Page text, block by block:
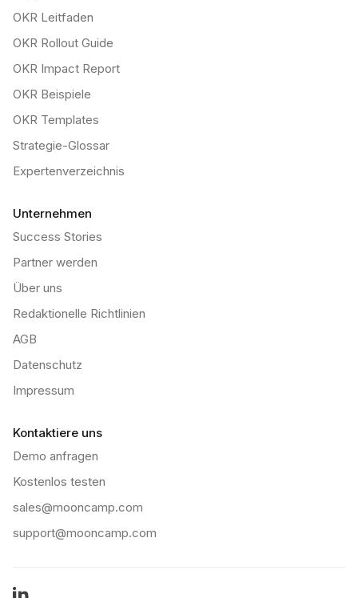
OKR Leitfaden
OKR Rollout Guide
OKR Impact Report
OKR Beispiele
OKR Templates
Strategie-Glossar
Expertenverzeichnis
Unternehmen
Success Stories
Partner werden
Über uns
Redaktionelle Richtlinien
AGB
Datenschutz
Impressum
Kontaktiere uns
Demo anfragen
Kostenlos testen
sales@mooncamp.com
support@mooncamp.com